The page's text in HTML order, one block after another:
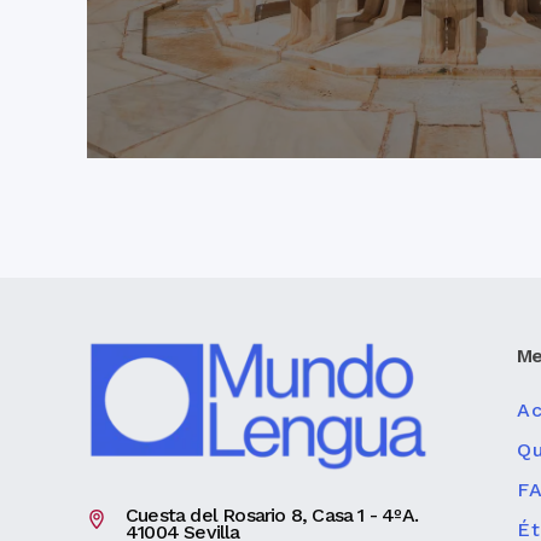
Cuesta del Rosario 8, Casa 1 - 4ºA.
41004 Sevilla